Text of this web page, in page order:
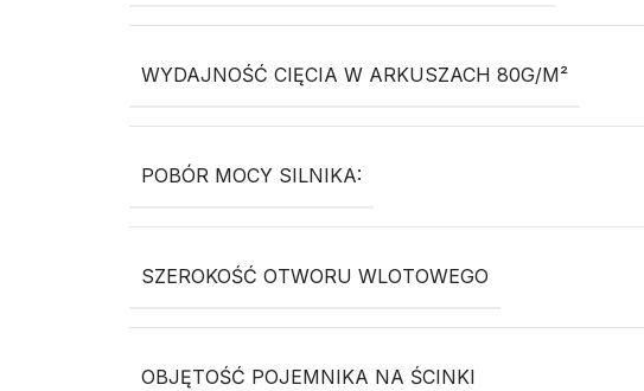
WYDAJNOŚĆ CIĘCIA W ARKUSZACH 80G/M²
POBÓR MOCY SILNIKA:
SZEROKOŚĆ OTWORU WLOTOWEGO
OBJĘTOŚĆ POJEMNIKA NA ŚCINKI